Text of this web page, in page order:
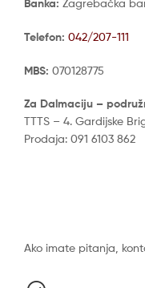
Banka: Zagrebačka
Telefon: 042/207-111
MBS: 070128775
Za Dalmaciju –
TTTS – 4. Gardijske
Prodaja: 091 6103 862
Ako imate pitanja,